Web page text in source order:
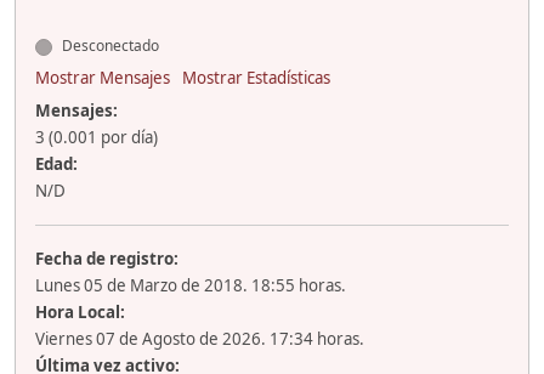
Desconectado
Mostrar Mensajes
Mostrar Estadísticas
Mensajes:
3 (0.001 por día)
Edad:
N/D
Fecha de registro:
Lunes 05 de Marzo de 2018. 18:55 horas.
Hora Local:
Viernes 07 de Agosto de 2026. 17:34 horas.
Última vez activo: